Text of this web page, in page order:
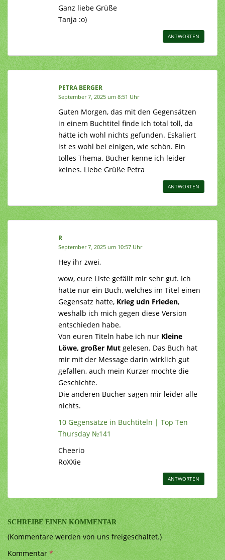
Ganz liebe Grüße
Tanja :o)
ANTWORTEN
PETRA BERGER
September 7, 2025 um 8:51 Uhr
Guten Morgen, das mit den Gegensätzen
in einem Buchtitel finde ich total toll, da
hätte ich wohl nichts gefunden. Eskaliert
ist es wohl bei einigen, wie schön. Ein
tolles Thema. Bücher kenne ich leider
keines. Liebe Grüße Petra
ANTWORTEN
R
September 7, 2025 um 10:57 Uhr
Hey ihr zwei,
wow, eure Liste gefällt mir sehr gut. Ich
hatte nur ein Buch, welches im Titel einen
Gegensatz hatte, Krieg udn Frieden,
weshalb ich mich gegen diese Version
entschieden habe.
Von euren Titeln habe ich nur Kleine
Löwe, großer Mut gelesen. Das Buch hat
mir mit der Message darin wirklich gut
gefallen, auch mein Kurzer mochte die
Geschichte.
Die anderen Bücher sagen mir leider alle
nichts.
10 Gegensätze in Buchtiteln | Top Ten
Thursday №141
Cheerio
RoXXie
ANTWORTEN
SCHREIBE EINEN KOMMENTAR
(Kommentare werden von uns freigeschaltet.)
Kommentar*